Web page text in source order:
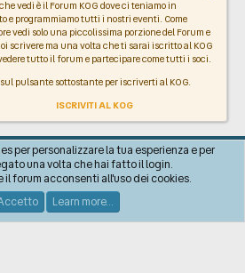
Policy sulla Privacy Aiuto
R
S
© 2010-2026 XenForo Ltd.
vedi è il Forum KOG dove ci teniamo in
e programmiamo tutti i nostri eventi. Come
vedi solo una piccolissima porzione del Forum e
scrivere ma una volta che ti sarai iscritto al KOG
tutto il forum e partecipare come tutti i soci.
pulsante sottostante per iscriverti al KOG.
ISCRIVITI AL KOG
per personalizzare la tua esperienza e per
una volta che hai fatto il login.
il forum acconsenti all'uso dei cookies.
Learn more…